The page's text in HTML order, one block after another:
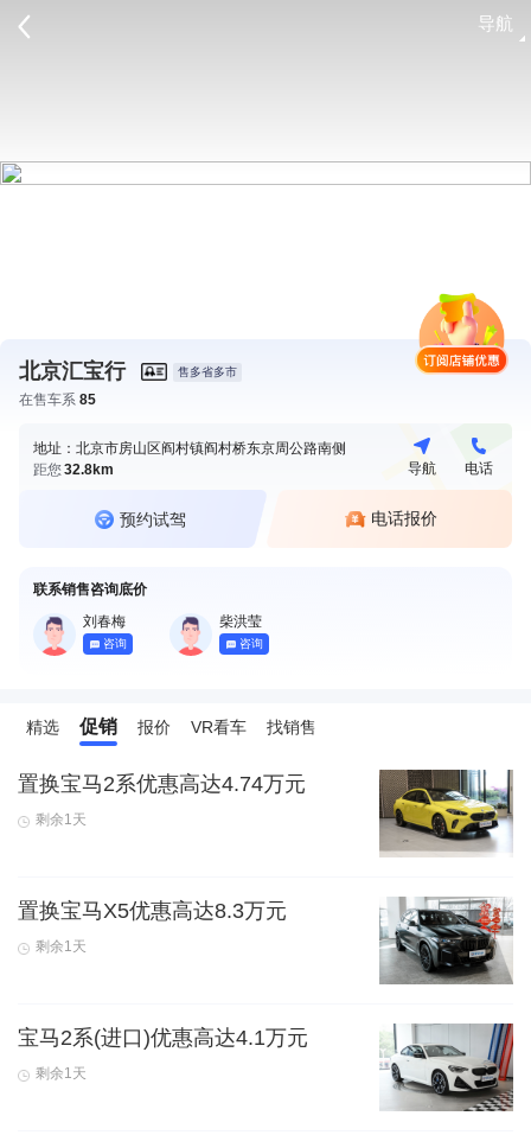
导航
北京汇宝行 售多省多市
在售车系 85
地址：北京市房山区阎村镇阎村桥东京周公路南侧
距您32.8km 导航 电话
预约试驾 电话报价
联系销售咨询底价
刘春梅
咨询
柴洪莹
咨询
精选 促销 报价 VR看车 找销售
置换宝马2系优惠高达4.74万元
剩余1天
置换宝马X5优惠高达8.3万元
剩余1天
宝马2系(进口)优惠高达4.1万元
剩余1天